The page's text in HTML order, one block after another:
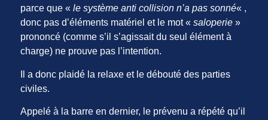
parce que «le système anti collision n’a pas sonné« ,
donc pas d’éléments matériel et le mot «saloperie »
prononcé (comme s’il s’agissait du seul élément à
charge) ne prouve pas l’intention.
Il a donc plaidé la relaxe et le débouté des parties
civiles.
Appelé à la barre en dernier, le prévenu a répété qu’il